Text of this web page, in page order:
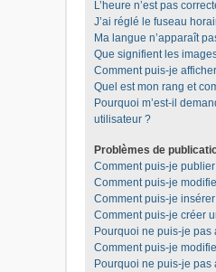
L’heure n’est pas
J’ai réglé le fuseau
Ma langue n’apparaît
Que signifient les
Comment puis-je
Quel est mon rang et
Pourquoi m’est-il
utilisateur ?
Problèmes de
Comment puis-je
Comment puis-je
Comment puis-je
Comment puis-je créer
Pourquoi ne puis-je pas
Comment puis-je
Pourquoi ne puis-je pas